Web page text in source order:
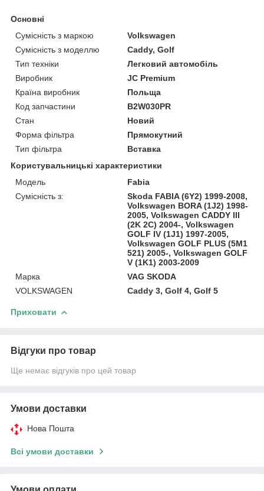
Основні
Сумісність з маркою
Volkswagen
Сумісність з моделлю
Caddy, Golf
Тип техніки
Легковий автомобіль
Виробник
JC Premium
Країна виробник
Польща
Код запчастини
B2W030PR
Стан
Новий
Форма фільтра
Прямокутний
Тип фільтра
Вставка
Користувальницькі характеристики
Модель
Fabia
Сумісність з:
Skoda FABIA (6Y2) 1999-2008,
Volkswagen BORA (1J2) 1998-
2005, Volkswagen CADDY III
(2K 2C) 2004-, Volkswagen
GOLF IV (1J1) 1997-2005,
Volkswagen GOLF PLUS (5M1
521) 2005-, Volkswagen GOLF
V (1K1) 2003-2009
Марка
VAG SKODA
VOLKSWAGEN
Caddy 3, Golf 4, Golf 5
Приховати
Відгуки про товар
Ще немає відгуків про цей товар
Умови доставки
Нова Пошта
Всі умови доставки